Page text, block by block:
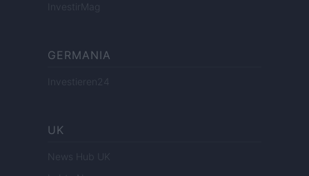
InvestirMag
GERMANIA
Investieren24
UK
News Hub UK